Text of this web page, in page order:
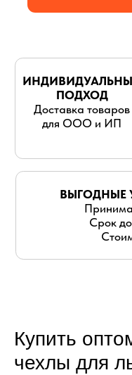
Срок доставки от
Стоимость от
Купить
чехлы для